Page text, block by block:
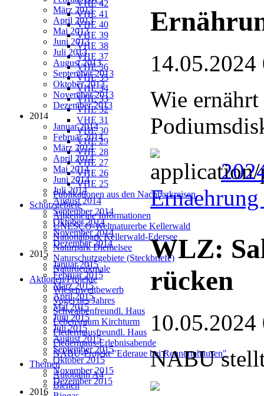
VHE 42
VHE 41
VHE 40
VHE 39
VHE 38
VHE 37
VHE 36
VHE 35
VHE 34
VHE 33
VHE 32
VHE 31
VHE 30
VHE 29
VHE 28
VHE 27
VHE 26
VHE 25
Publikationen aus den Nachbarkreisen
Schutzgebiete
Allgemeine Informationen
UNESCO-Weltnaturerbe Kellerwald
Nationalpark Kellerwald-Edersee
Naturpark Diemelsee
Naturschutzgebiete (Steckbriefe)
Naturdenkmale
Aktionen/Projekte
Wiesenwettbewerb
Vogel des Jahres
Schwalbenfreundl. Haus
Lebensraum Kirchturm
Fledermausfreundl. Haus
Fledermaus-Erlebnisabende
NABU-Projekt "Ederaue bei Rennertehausen"
Themen
Autobahn A4
Bienen
März 2013
April 2013
Mai 2013
Juni 2013
Juli 2013
August 2013
September 2013
Oktober 2013
November 2013
Dezember 2013
2014
Januar 2014
Februar 2014
März 2014
April 2014
Mai 2014
Juni 2014
Juli 2014
August 2014
September 2014
Oktober 2014
November 2014
Dezember 2014
2015
Januar 2015
Februar 2015
März 2015
April 2015
Mai 2015
Juni 2015
Juli 2015
August 2015
September 2015
Oktober 2015
November 2015
Dezember 2015
2016
14.05.2024
Wie
WLZ:
rücken
10.05.2024
NABU